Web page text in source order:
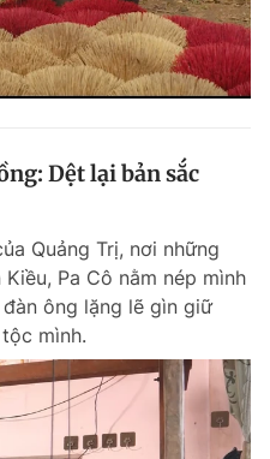
Dệt lại bản sắc
Quảng Trị, nơi những
Pa Cô nằm nép mình
ông lặng lẽ gìn giữ
mình.